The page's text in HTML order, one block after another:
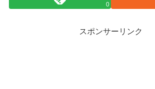
0
スポンサーリンク